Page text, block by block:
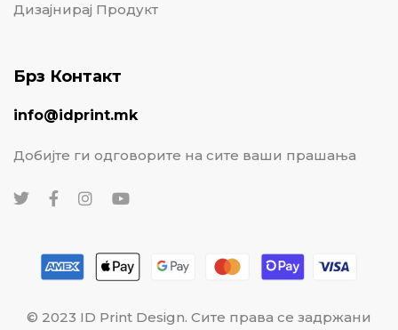
Дизајнирај Продукт
Брз Контакт
info@idprint.mk
Добијте ги одговорите на сите ваши прашања
© 2023 ID Print Design. Сите права се задржани